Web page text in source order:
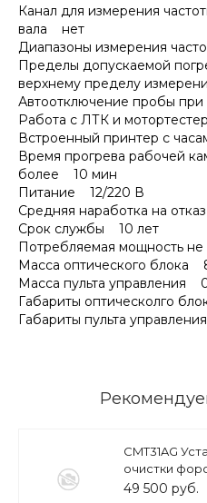
Канал для измерения
вала нет
Диапазоны измерения
Пределы допускаемой
верхнему пределу
Автоотключение пробы
Работа с ЛТК и
Встроенный принтер с
Время прогрева рабочей
более 10 мин
Питание 12/220 В
Средняя наработка на
Срок службы 10 лет
Потребляемая мощность
Масса оптического блока
Масса пульта управления
Габариты оптическолго
Габариты пульта
CMT31AG
очистки
49 500 руб.